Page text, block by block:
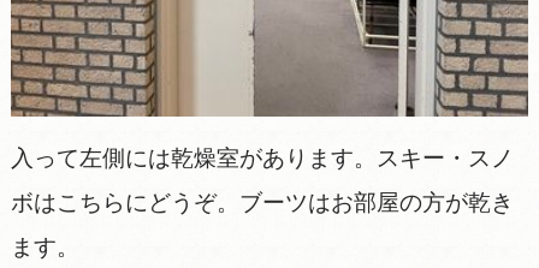
入って左側には乾燥室があります。スキー・スノ
ボはこちらにどうぞ。ブーツはお部屋の方が乾き
ます。